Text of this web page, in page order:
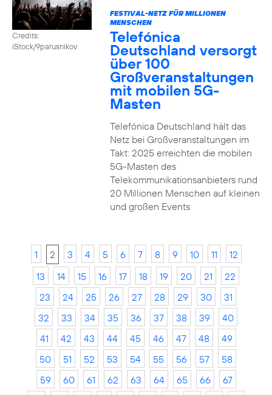
Credits:
iStock/9parusnikov
FESTIVAL-NETZ FÜR MILLIONEN
MENSCHEN
Telefónica
Deutschland versorgt
über 100
Großveranstaltungen
mit mobilen 5G-
Masten
Telefónica Deutschland hält das
Netz bei Großveranstaltungen im
Takt: 2025 erreichten die mobilen
5G-Masten des
Telekommunikationsanbieters rund
20 Millionen Menschen auf kleinen
und großen Events
1 2 3 4 5 6 7 8 9 10 11
12
13
14 15 16 17 18 19 20 21
22
23
24 25 26 27 28 29 30
31
32
33 34 35 36 37 38 39
40
41
42 43 44 45 46 47 48
49
50
51 52 53 54 55 56 57
58
59
60 61 62 63 64 65 66
67